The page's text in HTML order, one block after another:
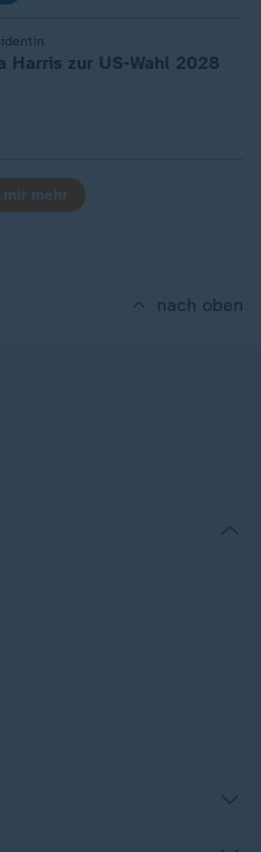
Harris zur US-Wahl 2028
mehr
nach oben